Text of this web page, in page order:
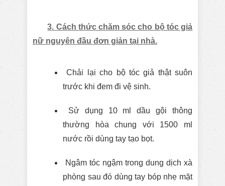
3. Cách thức chăm sóc cho bộ tóc giả
nữ nguyên đầu đơn giản tại nhà.
Chải lại cho bộ tóc giả thật suôn
trước khi đem đi vệ sinh.
Sử dụng 10 ml dầu gội thông
thường hòa chung với 1500 ml
nước rồi dùng tay tạo bọt.
Ngâm tóc ngậm trong dung dịch xà
phòng sau đó dùng tay bóp nhẹ mặt